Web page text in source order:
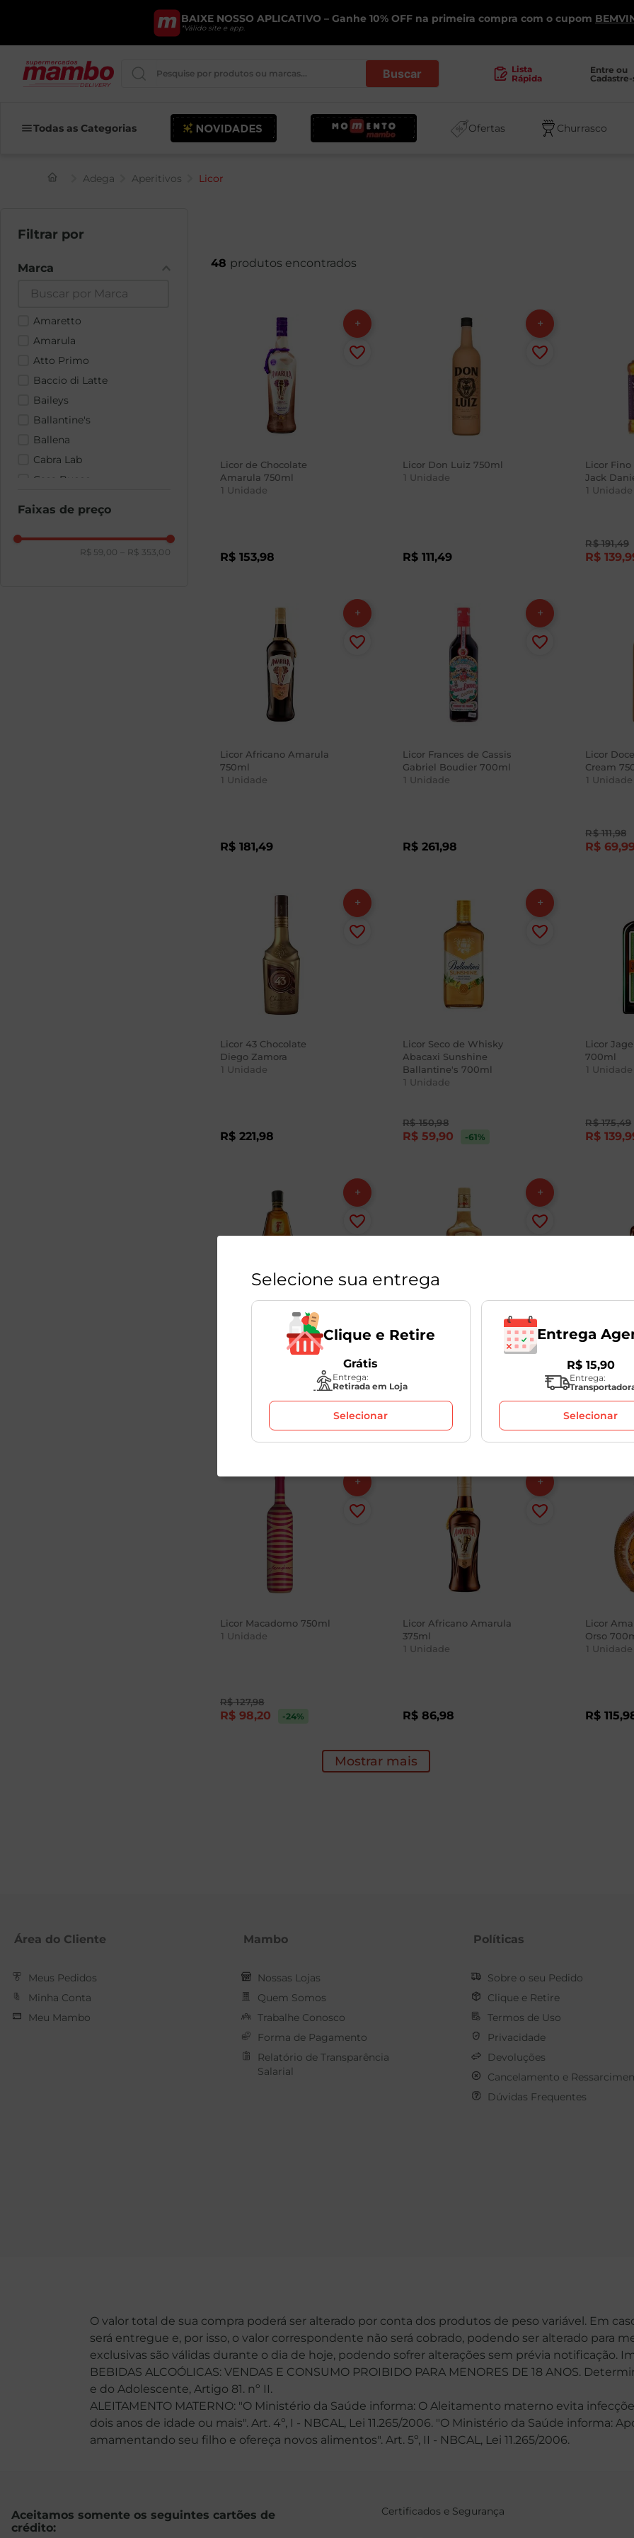
BAIXE NOSSO APLICATIVO – Ganhe 10% OFF na primeira compra com o cupom
*Válido site e app.
Pesquise por produtos ou marcas...
Lista
Rápida
Entre ou
Cadastre-
Todas as Categorias Ofertas Churrasco
Adega Aperitivos Licor
Marca
Amaretto
Amarula
Atto Primo
Baccio di Latte
Baileys
Ballantine's
Ballena
Cabra Lab
Casa Bucco
Faixas de preço
R$ 59,00 R$ 353,00
48
Licor de Chocolate
Amarula 750ml
1 Unidade
R$ 153,98
Licor Don Luiz 750ml
1 Unidade
R$ 111,49
Licor
Jack
1 Unidade
R$ 191,49
R$ 139,
Licor Africano Amarula
750ml
1 Unidade
R$ 181,49
Licor Frances de Cassis
Gabriel Boudier 700ml
1 Unidade
R$ 261,98
Licor
Cream
1 Unidade
R$ 111,98
R$ 69,
Licor 43 Chocolate
Diego Zamora
1 Unidade
R$ 221,98
Licor Seco de Whisky
Abacaxi Sunshine
Ballantine's 700ml
1 Unidade
R$ 150,98
R$ 59,90 -61%
Licor
700ml
1 Unidade
R$ 175,49
R$ 139,
Licor Italiano Frangelico
98
Licor Stock Doce de
98
Licor
1 Unidade
R$ 84,98
Licor Macadomo 750ml
1 Unidade
R$ 127,98
R$ 98,20 -24%
Licor Africano Amarula
375ml
1 Unidade
R$ 86,98
Licor
Orso
1 Unidade
R$ 115,
Mostrar mais
Área do Cliente
Meus Pedidos
Minha Conta
Meu Mambo
Mambo
Nossas Lojas
Quem Somos
Trabalhe Conosco
Forma de Pagamento
Relatório de Transparência
Salarial
Políticas
Sobre o seu Pedido
Clique e Retire
Termos de Uso
Privacidade
Devoluções
Cancelamento e
Dúvidas Frequentes
O valor total de sua compra poderá ser alterado por conta dos produtos de peso variável. Em
será entregue e, por isso, o valor correspondente não será cobrado, podendo ser alterado para
exclusivas são válidas durante o dia de hoje, podendo sofrer alterações sem prévia notificação.
BEBIDAS ALCOÓLICAS: VENDAS E CONSUMO PROIBIDO PARA MENORES DE 18 ANOS.
e do Adolescente, Artigo 81. nº II.
ALEITAMENTO MATERNO: "O Ministério da Saúde informa: O Aleitamento materno evita
dois anos de idade ou mais". Art. 4º, I - NBCAL, Lei 11.265/2006. "O Ministério da Saúde informa:
amamentando seu filho e ofereça novos alimentos". Art. 5º, II - NBCAL, Lei 11.265/2006.
Aceitamos somente os seguintes cartões de
crédito:
Certificados e Segurança
Selecione sua entrega
Clique e Retire
Grátis
Entrega:
Retirada em Loja
Selecionar
Entrega
R$ 15,90
Entrega:
Selecionar
Queijo
Pao
Cerveja